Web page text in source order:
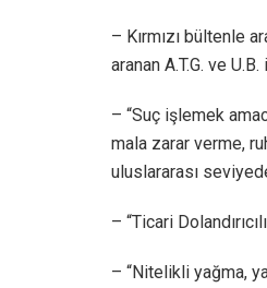
– Kırmızı bültenle
aranan A.T.G. ve
– “Suç işlemek
mala zarar verme,
uluslararası
– “Ticari
– “Nitelikli yağma,